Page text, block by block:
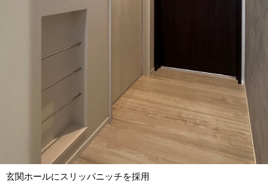
玄関ホールに スリッパニッチを採用